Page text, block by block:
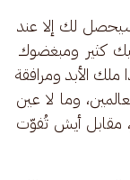
لك إلا عند
كثير ومبغضوك
الأبد ومرافقة
وما لا عين
مقابل أيش تُفوّت